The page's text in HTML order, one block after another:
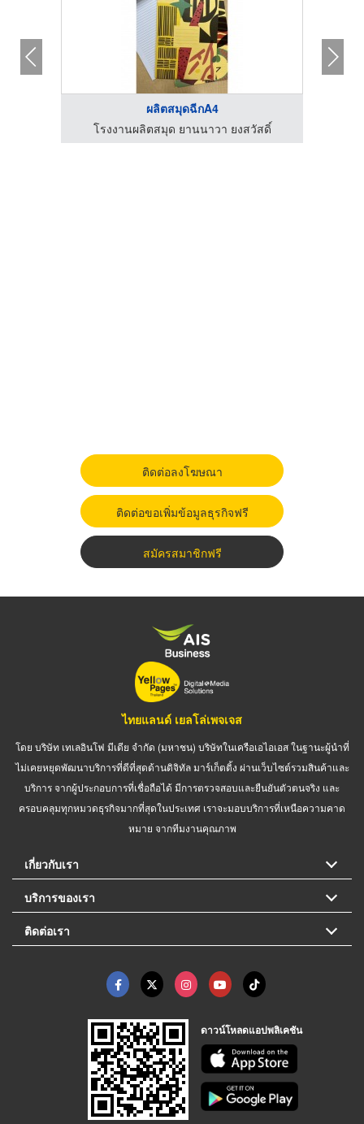
ผลิตสมุดฉีกA4
โรงงานผลิตสมุด ยานนาวา ยงสวัสดิ์
ติดต่อลงโฆษณา
ติดต่อขอเพิ่มข้อมูลธุรกิจฟรี
สมัครสมาชิกฟรี
ไทยแลนด์ เยลโล่เพจเจส
โดย บริษัท เทเลอินโฟ มีเดีย จำกัด (มหาชน) บริษัทในเครือเอไอเอส ในฐานะผู้นำที่
ไม่เคยหยุดพัฒนาบริการที่ดีที่สุดด้านดิจิทัล มาร์เก็ตติ้ง ผ่านเว็บไซต์รวมสินค้าและ
บริการ จากผู้ประกอบการที่เชื่อถือได้ มีการตรวจสอบและยืนยันตัวตนจริง และ
ครอบคลุมทุกหมวดธุรกิจมากที่สุดในประเทศ เราจะมอบบริการที่เหนือความคาด
หมาย จากทีมงานคุณภาพ
เกี่ยวกับเรา
บริการของเรา
ติดต่อเรา
ดาวน์โหลดแอปพลิเคชัน